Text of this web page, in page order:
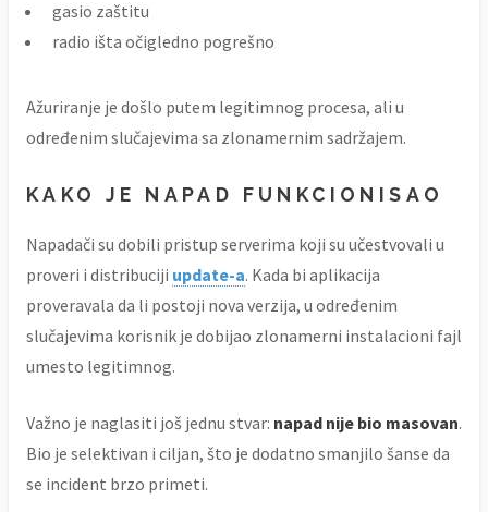
gasio zaštitu
radio išta očigledno pogrešno
Ažuriranje je došlo putem legitimnog procesa, ali u
određenim slučajevima sa zlonamernim sadržajem.
KAKO JE NAPAD FUNKCIONISAO
Napadači su dobili pristup serverima koji su učestvovali u
proveri i distribuciji update-a. Kada bi aplikacija
proveravala da li postoji nova verzija, u određenim
slučajevima korisnik je dobijao zlonamerni instalacioni fajl
umesto legitimnog.
Važno je naglasiti još jednu stvar: napad nije bio masovan.
Bio je selektivan i ciljan, što je dodatno smanjilo šanse da
se incident brzo primeti.